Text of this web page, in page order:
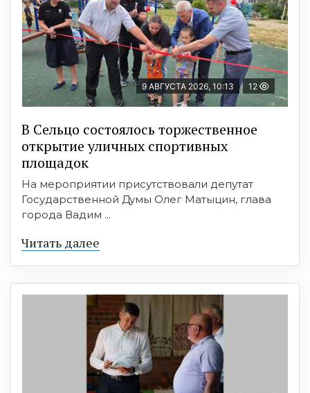
9 АВГУСТА 2026, 10:13 12
В Сельцо состоялось торжественное
открытие уличных спортивных
площадок
На мероприятии присутствовали депутат
Государственной Думы Олег Матыцин, глава
города Вадим ...
Читать далее